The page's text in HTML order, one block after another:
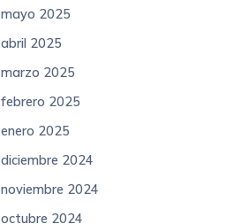
mayo 2025
abril 2025
marzo 2025
febrero 2025
enero 2025
diciembre 2024
noviembre 2024
octubre 2024